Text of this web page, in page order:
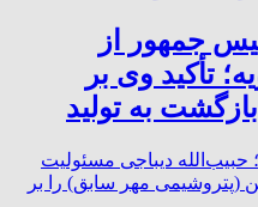
جمهور از
تأکید وی بر
به تولید